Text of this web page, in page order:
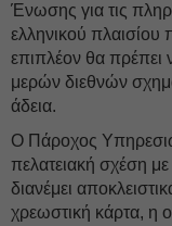
Ένωσης για τις
ελληνικού πλαισίου
επιπλέον θα πρέπει
μερών διεθνών
άδεια.
Ο Πάροχος
πελατειακή σχέση με
διανέμει
χρεωστική κάρτα, η